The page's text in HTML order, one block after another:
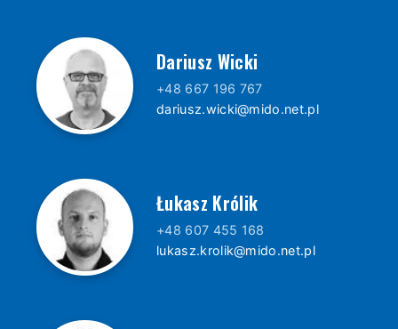
Dariusz Wicki
+48 667 196 767
dariusz.wicki@mido.net.pl
Łukasz Królik
+48 607 455 168
lukasz.krolik@mido.net.pl